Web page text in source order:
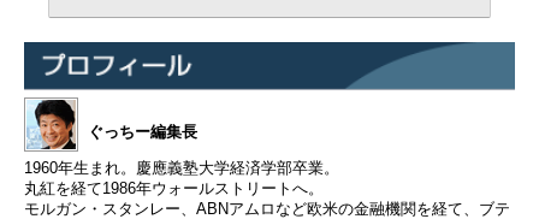
ぐっちー編集長
1960年生まれ。慶應義塾大学経済学部卒業。
丸紅を経て1986年ウォールストリートへ。
モルガン・スタンレー、ABNアムロなど欧米の金融機関を経て、ブテ